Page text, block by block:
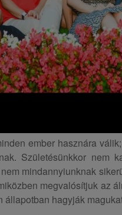
ember hasznára
Születésünkkor nem
mindannyiunknak
megvalósítjuk az
állapotban hagyják